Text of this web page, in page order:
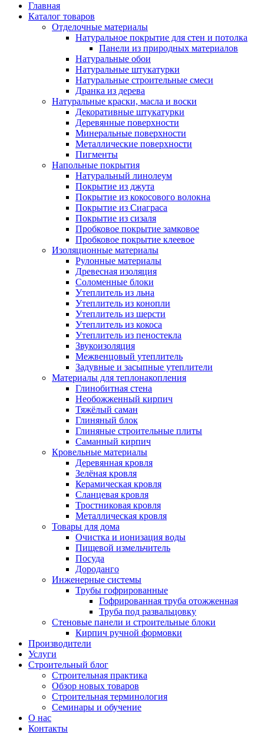
Главная
Каталог товаров
Отделочные материалы
Натуральное покрытие для стен и потолка
Панели из природных материалов
Натуральные обои
Натуральные штукатурки
Натуральные строительные смеси
Дранка из дерева
Натуральные краски, масла и воски
Декоративные штукатурки
Деревянные поверхности
Минеральные поверхности
Металлические поверхности
Пигменты
Напольные покрытия
Натуральный линолеум
Покрытие из джута
Покрытие из кокосового волокна
Покрытие из Сиаграса
Покрытие из сизаля
Пробковое покрытие замковое
Пробковое покрытие клеевое
Изоляционные материалы
Рулонные материалы
Древесная изоляция
Соломенные блоки
Утеплитель из льна
Утеплитель из конопли
Утеплитель из шерсти
Утеплитель из кокоса
Утеплитель из пеностекла
Звукоизоляция
Межвенцовый утеплитель
Задувные и засыпные утеплители
Материалы для теплонакопления
Глинобитная стена
Необожженный кирпич
Тяжёлый саман
Глиняный блок
Глиняные строительные плиты
Саманный кирпич
Кровельные материалы
Деревянная кровля
Зелёная кровля
Керамическая кровля
Сланцевая кровля
Тростниковая кровля
Металлическая кровля
Товары для дома
Очистка и ионизация воды
Пищевой измельчитель
Посуда
Дороданго
Инженерные системы
Трубы гофрированные
Гофрированная труба отожженная
Труба под развальцовку
Стеновые панели и строительные блоки
Кирпич ручной формовки
Производители
Услуги
Строительный блог
Строительная практика
Обзор новых товаров
Строительная терминология
Семинары и обучение
О нас
Контакты